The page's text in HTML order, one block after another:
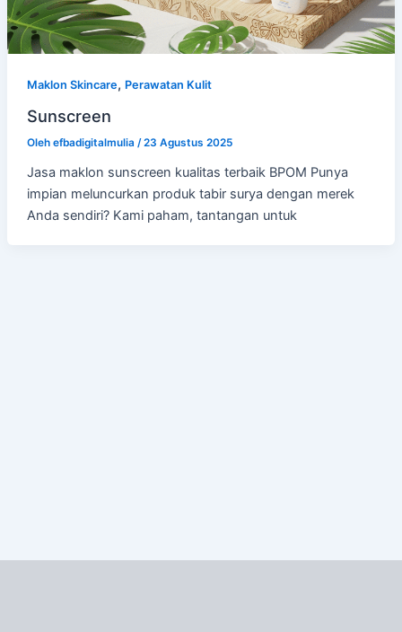
Maklon Skincare, Perawatan Kulit
Sunscreen
Oleh efbadigitalmulia /23 Agustus 2025
Jasa maklon sunscreen kualitas terbaik BPOM Punya
impian meluncurkan produk tabir surya dengan merek
Anda sendiri? Kami paham, tantangan untuk